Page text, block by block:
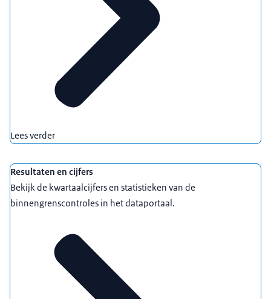
Lees verder
Resultaten en cijfers
Bekijk de kwartaalcijfers en statistieken van de
binnengrenscontroles in het dataportaal.